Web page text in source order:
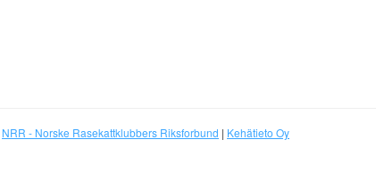
NRR - Norske Rasekattklubbers Riksforbund | Kehätieto Oy